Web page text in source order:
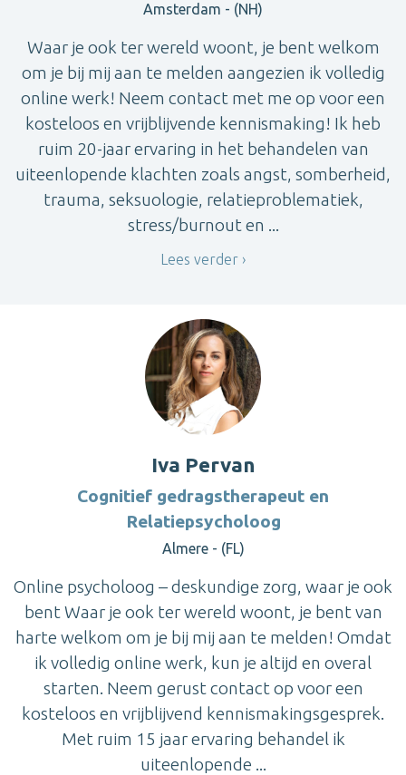
Amsterdam - (NH)
Waar je ook ter wereld woont, je bent welkom
om je bij mij aan te melden aangezien ik volledig
online werk! Neem contact met me op voor een
kosteloos en vrijblijvende kennismaking! Ik heb
ruim 20-jaar ervaring in het behandelen van
uiteenlopende klachten zoals angst, somberheid,
trauma, seksuologie, relatieproblematiek,
stress/burnout en ...
Lees verder
Iva Pervan
Cognitief gedragstherapeut en
Relatiepsycholoog
Almere - (FL)
Online psycholoog – deskundige zorg, waar je ook
bent Waar je ook ter wereld woont, je bent van
harte welkom om je bij mij aan te melden! Omdat
ik volledig online werk, kun je altijd en overal
starten. Neem gerust contact op voor een
kosteloos en vrijblijvend kennismakingsgesprek.
Met ruim 15 jaar ervaring behandel ik
uiteenlopende ...